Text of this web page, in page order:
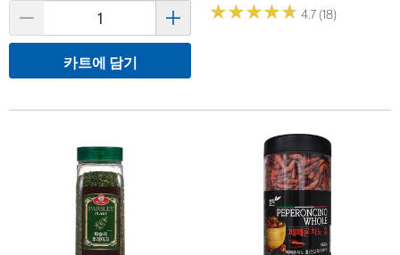
카트에 담기
★★★★★
★★★★★ 4.7 (18)